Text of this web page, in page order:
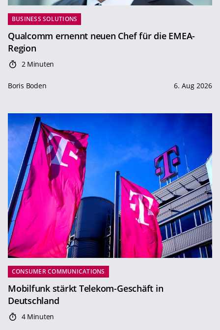
BUSINESS SOLUTIONS
Qualcomm ernennt neuen Chef für die EMEA-
Region
2 Minuten
Boris Boden 6. Aug 2026
CONSUMER COMMUNICATIONS
Mobilfunk stärkt Telekom-Geschäft in
Deutschland
4 Minuten